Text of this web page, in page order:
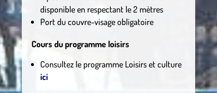
disponible en respectant le 2 mètres
Port du couvre-visage obligatoire
Cours du programme loisirs
Consultez le programme Loisirs et culture
ici